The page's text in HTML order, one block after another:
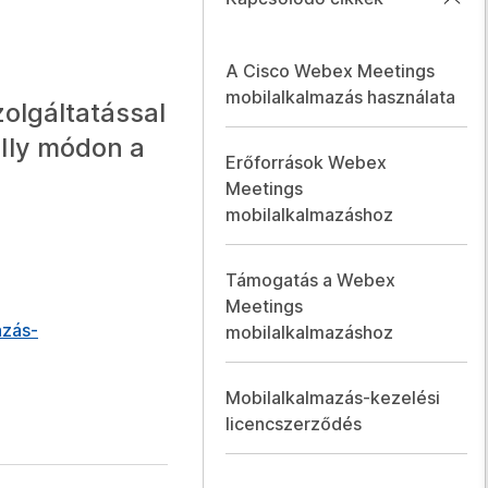
módon a
A Cisco Webex Meetings
mobilalkalmazás használata
Erőforrások Webex
Meetings
mobilalkalmazáshoz
Támogatás a Webex
Meetings
mobilalkalmazáshoz
Mobilalkalmazás-kezelési
licencszerződés